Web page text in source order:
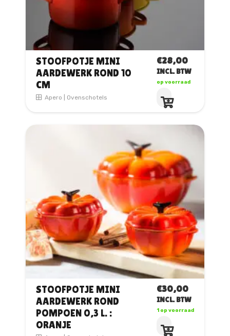
STOOFPOTJE MINI
AARDEWERK ROND 10
CM
Apero Ovenschotels
€28,00
INCL. BTW
op voorraad
product
heeft
meerdere
variaties.
optie
kan
gekozen
worden
op
de
productpagina
STOOFPOTJE MINI
AARDEWERK ROND
POMPOEN 0,3 L. :
ORANJE
€30,00
INCL. BTW
1 op voorraad